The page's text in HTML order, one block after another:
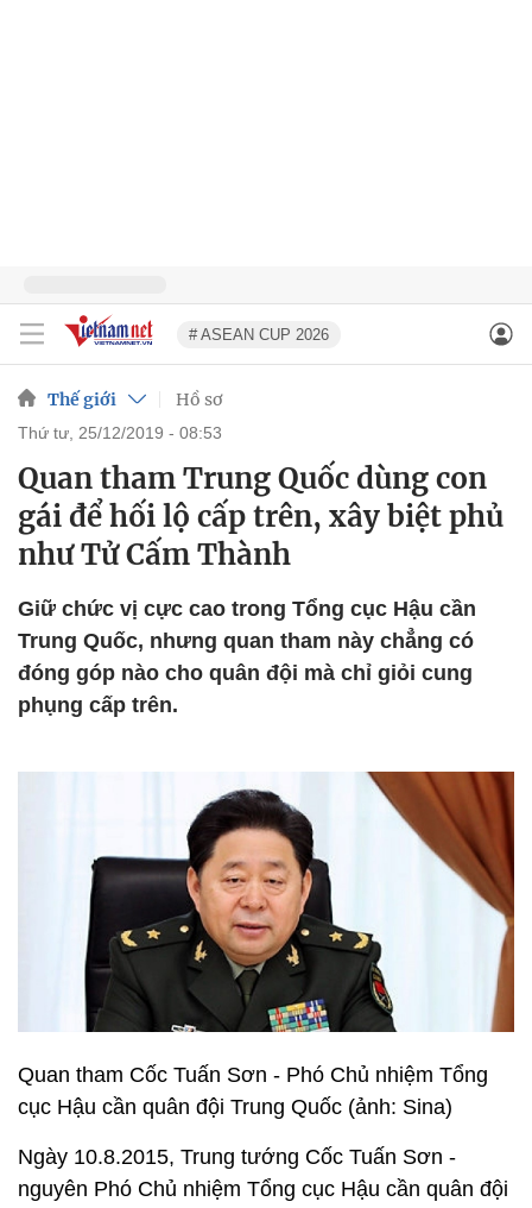
# ASEAN CUP 2026
Thế giới Hồ sơ
thứ tư, 25/12/2019 - 08:53
Quan tham Trung Quốc dùng con
gái để hối lộ cấp trên, xây biệt phủ
như Tử Cấm Thành
Giữ chức vị cực cao trong Tổng cục Hậu cần
Trung Quốc, nhưng quan tham này chẳng có
đóng góp nào cho quân đội mà chỉ giỏi cung
phụng cấp trên.
Quan tham Cốc Tuấn Sơn - Phó Chủ nhiệm Tổng
cục Hậu cần quân đội Trung Quốc (ảnh: Sina)
Ngày 10.8.2015, Trung tướng Cốc Tuấn Sơn -
nguyên Phó Chủ nhiệm Tổng cục Hậu cần quân đội